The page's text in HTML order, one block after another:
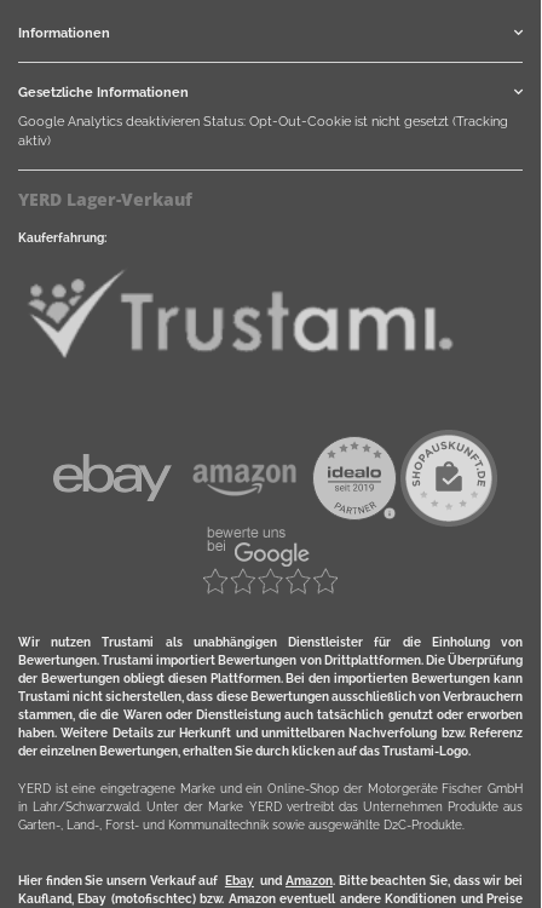
Informationen
Gesetzliche Informationen
Google Analytics deaktivieren Status: Opt-Out-Cookie ist nicht gesetzt (Tracking
aktiv)
YERD Lager-Verkauf
Kauferfahrung:
Wir nutzen Trustami als unabhängigen Dienstleister für die Einholung von
Bewertungen. Trustami importiert Bewertungen von Drittplattformen. Die Überprüfung
der Bewertungen obliegt diesen Plattformen. Bei den importierten Bewertungen kann
Trustami nicht sicherstellen, dass diese Bewertungen ausschließlich von Verbrauchern
stammen, die die Waren oder Dienstleistung auch tatsächlich genutzt oder erworben
haben. Weitere Details zur Herkunft und unmittelbaren Nachverfolung bzw. Referenz
der einzelnen Bewertungen, erhalten Sie durch klicken auf das Trustami-Logo.
YERD ist eine eingetragene Marke und ein Online-Shop der Motorgeräte Fischer GmbH
in Lahr/Schwarzwald. Unter der Marke YERD vertreibt das Unternehmen Produkte aus
Garten-, Land-, Forst- und Kommunaltechnik sowie ausgewählte D2C-Produkte.
Hier finden Sie unsern Verkauf auf Ebayund Amazon. Bitte beachten Sie, dass wir bei
Kaufland, Ebay (motofischtec) bzw. Amazon eventuell andere Konditionen und Preise